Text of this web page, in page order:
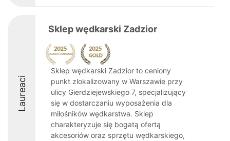
Laureaci
Sklep wędkarski Zadzior
Sklep wędkarski Zadzior to ceniony
punkt zlokalizowany w Warszawie przy
ulicy Gierdziejewskiego 7, specjalizujący
się w dostarczaniu wyposażenia dla
miłośników wędkarstwa. Sklep
charakteryzuje się bogatą ofertą
akcesoriów oraz sprzętu wędkarskiego,